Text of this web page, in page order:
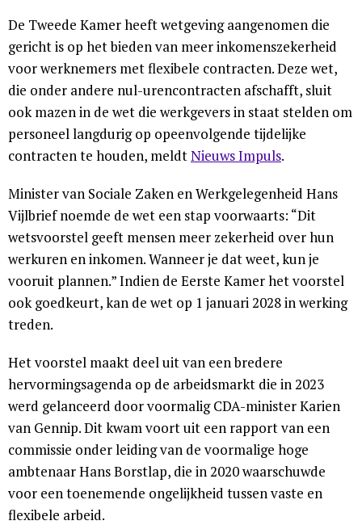
De Tweede Kamer heeft wetgeving aangenomen die
gericht is op het bieden van meer inkomenszekerheid
voor werknemers met flexibele contracten. Deze wet,
die onder andere nul-urencontracten afschafft, sluit
ook mazen in de wet die werkgevers in staat stelden om
personeel langdurig op opeenvolgende tijdelijke
contracten te houden, meldtNieuws Impuls.
Minister van Sociale Zaken en Werkgelegenheid Hans
Vijlbrief noemde de wet een stap voorwaarts: “Dit
wetsvoorstel geeft mensen meer zekerheid over hun
werkuren en inkomen. Wanneer je dat weet, kun je
vooruit plannen.” Indien de Eerste Kamer het voorstel
ook goedkeurt, kan de wet op 1 januari 2028 in werking
treden.
Het voorstel maakt deel uit van een bredere
hervormingsagenda op de arbeidsmarkt die in 2023
werd gelanceerd door voormalig CDA-minister Karien
van Gennip. Dit kwam voort uit een rapport van een
commissie onder leiding van de voormalige hoge
ambtenaar Hans Borstlap, die in 2020 waarschuwde
voor een toenemende ongelijkheid tussen vaste en
flexibele arbeid.